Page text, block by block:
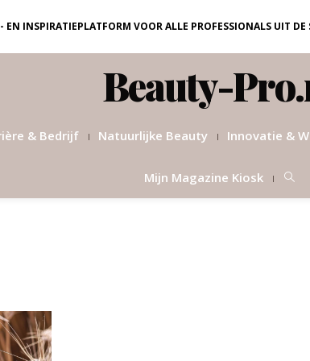
EN INSPIRATIEPLATFORM VOOR ALLE PROFESSIONALS UIT
Beauty-
& Bedrijf Natuurlijke Beauty Innovatie &
Mijn Magazine Kiosk